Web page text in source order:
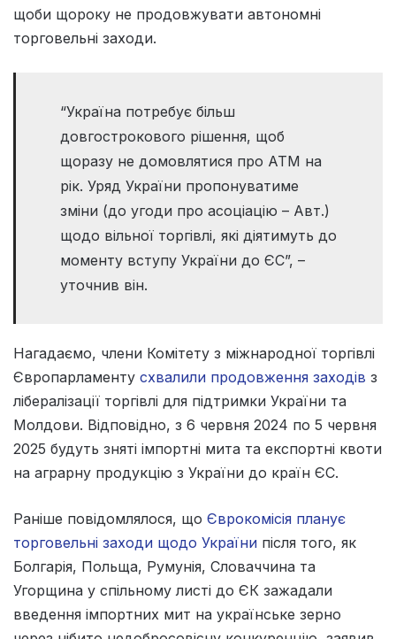
щоби щороку не продовжувати автономні
торговельні заходи.
“Україна потребує більш
довгострокового рішення, щоб
щоразу не домовлятися про АТМ на
рік. Уряд України пропонуватиме
зміни (до угоди про асоціацію – Авт.)
щодо вільної торгівлі, які діятимуть до
моменту вступу України до ЄС”, –
уточнив він.
Нагадаємо, члени Комітету з міжнародної торгівлі
Європарламенту схвалили продовження заходів з
лібералізації торгівлі для підтримки України та
Молдови. Відповідно, з 6 червня 2024 по 5 червня
2025 будуть зняті імпортні мита та експортні квоти
на аграрну продукцію з України до країн ЄС.
Раніше повідомлялося, що Єврокомісія планує
торговельні заходи щодо України після того, як
Болгарія, Польща, Румунія, Словаччина та
Угорщина у спільному листі до ЄК зажадали
введення імпортних мит на українське зерно